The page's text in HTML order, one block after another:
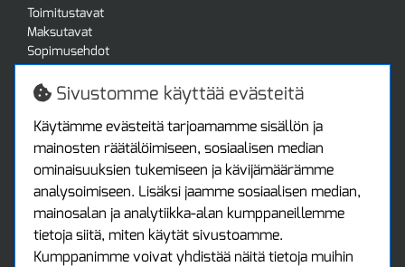
Toimitustavat
Maksutavat
Sopimusehdot
Turvallista ostamista
Jälleenmyyjille
Tax free / verovapaa myynti
Asiakastilini
Asiakastili
Luo tili
Kirjaudu sisään
Ota yhteyttä
Protools Oy
Sivustomme käyttää evästeitä
Käytämme evästeitä tarjoamamme sisällön ja
mainosten räätälöimiseen, sosiaalisen median
ominaisuuksien tukemiseen ja kävijämäärämme
analysoimiseen. Lisäksi jaamme sosiaalisen median,
mainosalan ja analytiikka-alan kumppaneillemme
tietoja siitä, miten käytät sivustoamme.
Kumppanimme voivat yhdistää näitä tietoja muihin